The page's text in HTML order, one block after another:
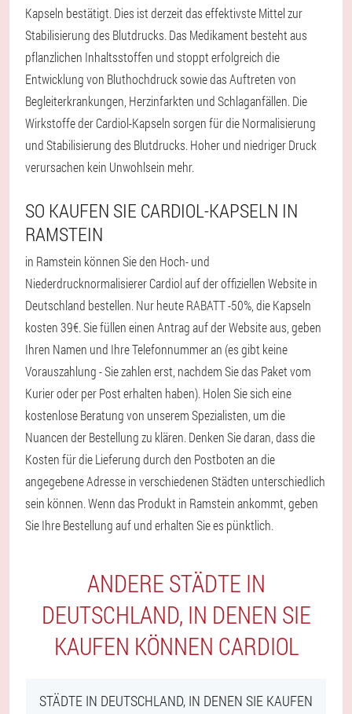
Kapseln bestätigt. Dies ist derzeit das effektivste Mittel zur
Stabilisierung des Blutdrucks. Das Medikament besteht aus
pflanzlichen Inhaltsstoffen und stoppt erfolgreich die
Entwicklung von Bluthochdruck sowie das Auftreten von
Begleiterkrankungen, Herzinfarkten und Schlaganfällen. Die
Wirkstoffe der Cardiol-Kapseln sorgen für die Normalisierung
und Stabilisierung des Blutdrucks. Hoher und niedriger Druck
verursachen kein Unwohlsein mehr.
SO KAUFEN SIE CARDIOL-KAPSELN IN
RAMSTEIN
in Ramstein können Sie den Hoch- und
Niederdrucknormalisierer Cardiol auf der offiziellen Website in
Deutschland bestellen. Nur heute RABATT -50%, die Kapseln
kosten 39€. Sie füllen einen Antrag auf der Website aus, geben
Ihren Namen und Ihre Telefonnummer an (es gibt keine
Vorauszahlung - Sie zahlen erst, nachdem Sie das Paket vom
Kurier oder per Post erhalten haben). Holen Sie sich eine
kostenlose Beratung von unserem Spezialisten, um die
Nuancen der Bestellung zu klären. Denken Sie daran, dass die
Kosten für die Lieferung durch den Postboten an die
angegebene Adresse in verschiedenen Städten unterschiedlich
sein können. Wenn das Produkt in Ramstein ankommt, geben
Sie Ihre Bestellung auf und erhalten Sie es pünktlich.
ANDERE STÄDTE IN
DEUTSCHLAND, IN DENEN SIE
KAUFEN KÖNNEN CARDIOL
STÄDTE IN DEUTSCHLAND, IN DENEN SIE KAUFEN